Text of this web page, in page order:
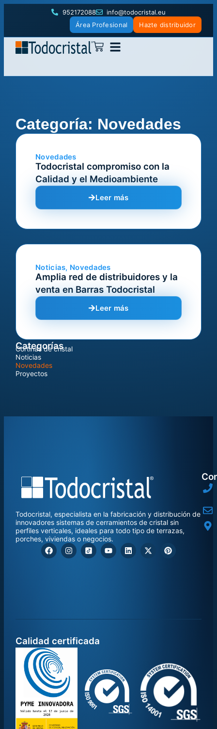
952172088
info@todocristal.eu
Hazte distribuidor
Área Profesional
Categoría: Novedades
Novedades
Todocristal compromiso con la
Calidad y el Medioambiente
Leer más
Noticias, Novedades
Amplia red de distribuidores y la
venta en Barras Todocristal
Leer más
Categorías
Cortinas de cristal
Noticias
Novedades
Proyectos
Todocristal, especialista en la fabricación y distribución de
innovadores sistemas de cerramientos de cristal sin
perfiles verticales, ideales para todo tipo de terrazas,
porches, viviendas o negocios.
Calidad certificada